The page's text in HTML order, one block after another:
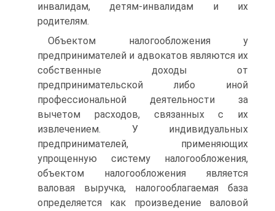
инвалидам, детям-инвалидам и их
родителям.
Объектом налогообложения у
предпринимателей и адвокатов являются их
собственные доходы от
предпринимательской либо иной
профессиональной деятельности за
вычетом расходов, связанных с их
извлечением. У индивидуальных
предпринимателей, применяющих
упрощенную систему налогообложения,
объектом налогообложения является
валовая выручка, налогооблагаемая база
определяется как произведение валовой